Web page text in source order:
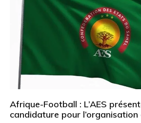
Afrique-Football : L’AES
candidature pour